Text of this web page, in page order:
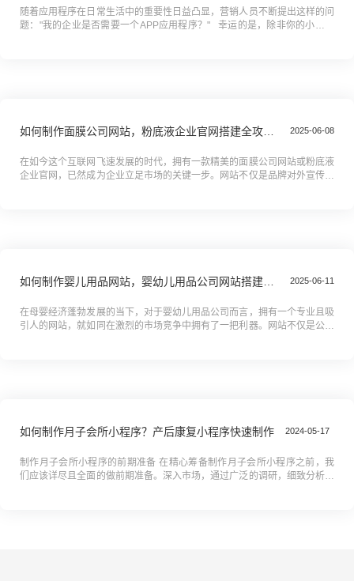
随着应用程序在日常生活中的重要性日益凸显，营销人员不断提出这样的问
题："我的企业是否需要一个APP应用程序？" 幸运的是，除非你的小型企
2025-06-08
在如今这个互联网飞速发展的时代，拥有一款精美的面膜公司网站或粉底液
企业官网，已然成为企业立足市场的关键一步。网站不仅是品牌对外宣传的
2025-06-11
在母婴经济蓬勃发展的当下，对于婴幼儿用品公司而言，拥有一个专业且吸
引人的网站，就如同在激烈的市场竞争中拥有了一把利器。网站不仅是公司
如何制作月子会所小程序？产后康复小程序快速制作 2024-05-17
制作月子会所小程序的前期准备 在精心筹备制作月子会所小程序之前，我
们应该详尽且全面的做前期准备。深入市场，通过广泛的调研，细致分析了